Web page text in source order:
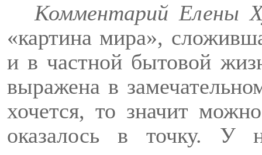
Комментарий Елены
«картина мира»,
и в частной бытовой
выражена в
хочется, то значит
оказалось в точку. У